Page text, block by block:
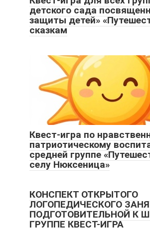
детского сада
защиты детей»
сказкам
Квест-игра по
патриотическому
средней группе
селу Нюксеница»
КОНСПЕКТ ОТКРЫТОГО
ЛОГОПЕДИЧЕСКОГО
ПОДГОТОВИТЕЛЬНОЙ К
ГРУППЕ КВЕСТ-ИГРА